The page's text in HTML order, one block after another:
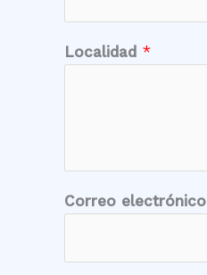
Localidad *
L
o
a
Correo electrónico